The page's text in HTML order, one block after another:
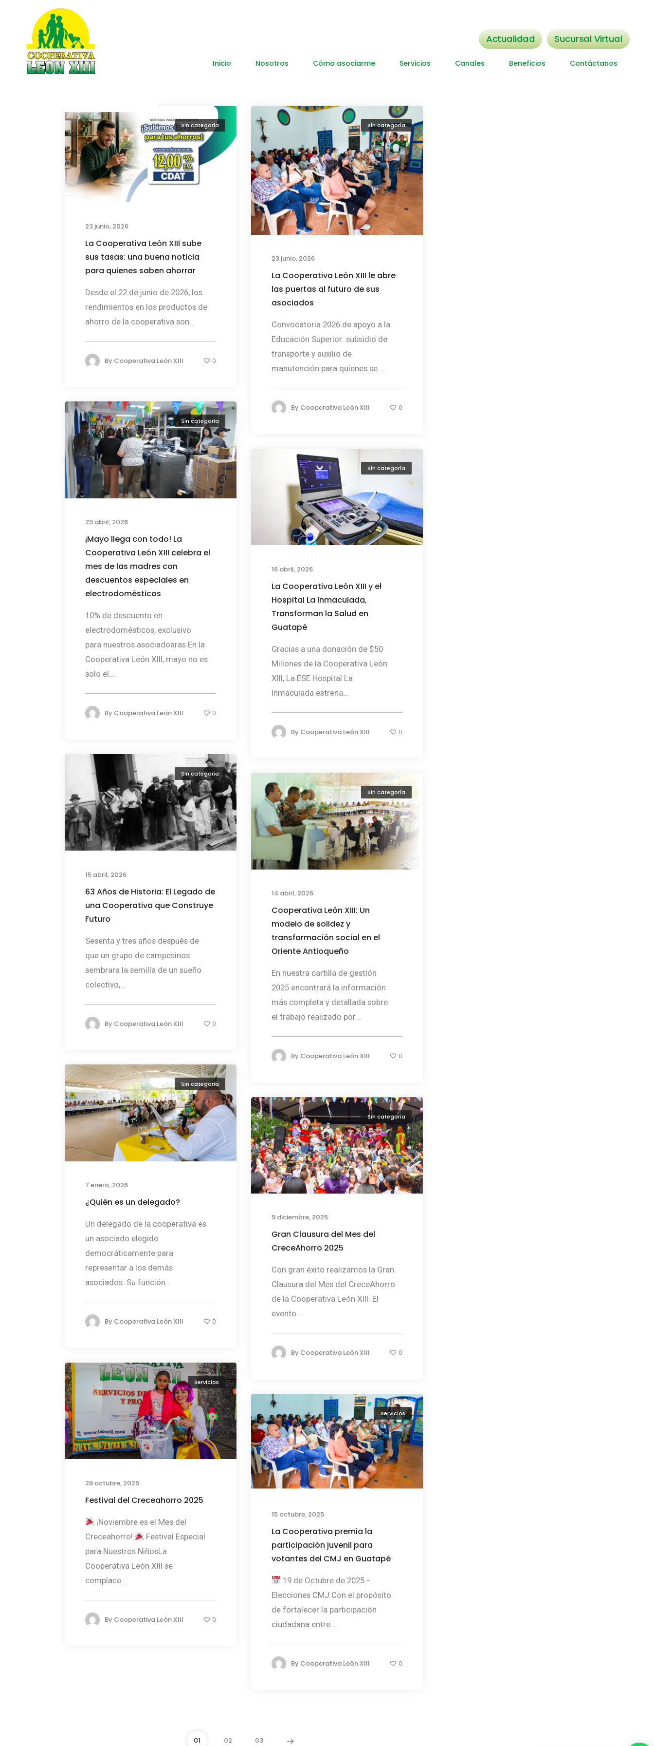
Actualidad Sucursal Virtual
Inicio Nosotros Cómo asociarme Servicios Canales Beneficios Contáctanos
Cooperativa León XIII
Sin categoría
23 junio, 2026
La Cooperativa León XIII sube
sus tasas: una buena noticia
para quienes saben ahorrar
Desde el 22 de junio de 2026, los
rendimientos en los productos de
ahorro de la cooperativa son...
By Cooperativa León XIII 0
Sin categoría
23 junio, 2026
La Cooperativa León XIII le abre
las puertas al futuro de sus
asociados
Convocatoria 2026 de apoyo a la
Educación Superior: subsidio de
transporte y auxilio de
manutención para quienes se...
By Cooperativa León XIII 0
Sin categoría
29 abril, 2026
¡Mayo llega con todo! La
Cooperativa León XIII celebra el
mes de las madres con
descuentos especiales en
electrodomésticos
10% de descuento en
electrodomésticos, exclusivo
para nuestros asociadoaras En la
Cooperativa León XIII, mayo no es
solo el...
By Cooperativa León XIII 0
Sin categoría
16 abril, 2026
La Cooperativa León XIII y el
Hospital La Inmaculada,
Transforman la Salud en
Guatapé
Gracias a una donación de $50
Millones de la Cooperativa León
XIII, La ESE Hospital La
Inmaculada estrena...
By Cooperativa León XIII 0
Sin categoría
15 abril, 2026
63 Años de Historia: El Legado de
una Cooperativa que Construye
Futuro
Sesenta y tres años después de
que un grupo de campesinos
sembrara la semilla de un sueño
colectivo,...
By Cooperativa León XIII 0
Sin categoría
14 abril, 2026
Cooperativa León XIII: Un
modelo de solidez y
transformación social en el
Oriente Antioqueño
En nuestra cartilla de gestión
2025 encontrará la información
más completa y detallada sobre
el trabajo realizado por...
By Cooperativa León XIII 0
Sin categoría
7 enero, 2026
¿Quién es un delegado?
Un delegado de la cooperativa es
un asociado elegido
democráticamente para
representar a los demás
asociados. Su función...
By Cooperativa León XIII 0
Sin categoría
9 diciembre, 2025
Gran Clausura del Mes del
CreceAhorro 2025
Con gran éxito realizamos la Gran
Clausura del Mes del CreceAhorro
de la Cooperativa León XIII. El
evento...
By Cooperativa León XIII 0
Servicios
28 octubre, 2025
Festival del Creceahorro 2025
¡Noviembre es el Mes del
Creceahorro!
Festival Especial
para Nuestros NiñosLa
Cooperativa León XIII se
complace...
By Cooperativa León XIII 0
Servicios
15 octubre, 2025
La Cooperativa premia la
participación juvenil para
votantes del CMJ en Guatapé
19 de Octubre de 2025 -
Elecciones CMJ Con el propósito
de fortalecer la participación
ciudadana entre...
By Cooperativa León XIII 0
01 02 03